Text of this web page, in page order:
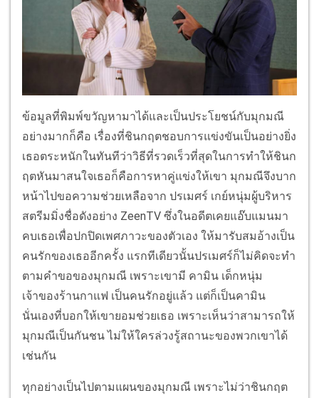
ข้อมูลที่พิมพ์ขวัญหามาได้และเป็นประโยชน์กับมุกมณี
อย่างมากก็คือ เรื่องที่ชินกฤตชอบการแข่งขันเป็นอย่างยิ่ง
เธอตระหนักในทันทีว่าวิธีที่รวดเร็วที่สุดในการทำให้ชินก
ฤตหันมาสนใจเธอก็คือการหาคู่แข่งให้เขา มุกมณีจึงบาก
หน้าไปขอความช่วยเหลือจาก ปรเมศร์ เกย์หนุ่มผู้บริหาร
สตรีมมิ่งชื่อดังอย่าง ZeenTV ซึ่งในอดีตเคยแอ๊บแมนมา
คบเธอเพื่อปกปิดเพศภาวะของตัวเอง ให้มารับสมอ้างเป็น
คนรักของเธออีกครั้ง แรกทีเดียวนั้นปรเมศร์ก็ไม่คิดจะทำ
ตามคำขอของมุกมณี เพราะเขามี คามิน เด็กหนุ่ม
เจ้าของร้านกาแฟ เป็นคนรักอยู่แล้ว แต่ก็เป็นคามิน
นั่นเองที่บอกให้เขายอมช่วยเธอ เพราะเห็นว่าสามารถให้
มุกมณีเป็นกันชน ไม่ให้ใครล่วงรู้สถานะของพวกเขาได้
เช่นกัน
ทุกอย่างเป็นไปตามแผนของมุกมณี เพราะไม่ว่าชินกฤต